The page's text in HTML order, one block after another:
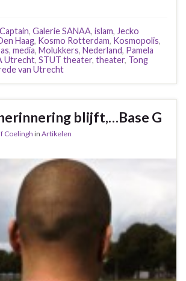
, Galerie SANAA, islam, Jecko
Haag, Kosmo Rotterdam, Kosmopolis,
, media, Molukkers, Nederland, Pamela
Utrecht, STUT theater, theater, Tong
van Utrecht
blijft,…Base G
Coelingh in Artikelen